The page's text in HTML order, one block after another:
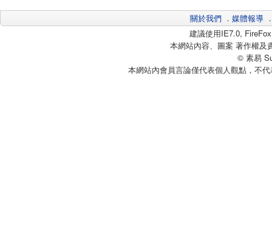
關於我們 ． 媒體報導
建議使用IE7.0,
本網站內容、圖案 著作權及
© 素易
本網站內會員言論僅代表個人觀點，不